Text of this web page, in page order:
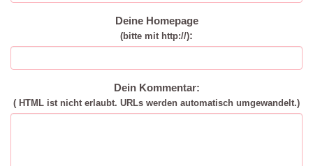
Deine Homepage
(bitte mit http://):
Dein Kommentar:
( HTML ist nicht erlaubt. URLs werden automatisch umgewandelt.)